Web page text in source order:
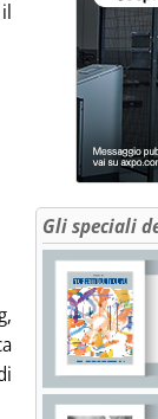
va motivato,
nel
Gli speciali